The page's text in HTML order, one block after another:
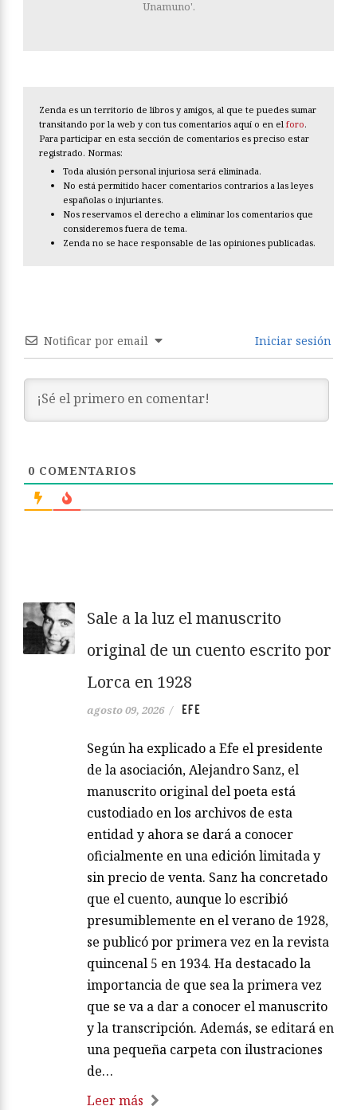
Unamuno'.
Zenda es un territorio de libros y amigos, al que te puedes sumar
transitando por la web y con tus comentarios aquí o en el foro.
Para participar en esta sección de comentarios es preciso estar
registrado. Normas:
Toda alusión personal injuriosa será eliminada.
No está permitido hacer comentarios contrarios a las leyes
españolas o injuriantes.
Nos reservamos el derecho a eliminar los comentarios que
consideremos fuera de tema.
Zenda no se hace responsable de las opiniones publicadas.
Notificar por email Iniciar sesión
0 COMENTARIOS
Sale a la luz el manuscrito
original de un cuento escrito por
Lorca en 1928
agosto 09, 2026 / EFE
Según ha explicado a Efe el presidente
de la asociación, Alejandro Sanz, el
manuscrito original del poeta está
custodiado en los archivos de esta
entidad y ahora se dará a conocer
oficialmente en una edición limitada y
sin precio de venta. Sanz ha concretado
que el cuento, aunque lo escribió
presumiblemente en el verano de 1928,
se publicó por primera vez en la revista
quincenal 5 en 1934. Ha destacado la
importancia de que sea la primera vez
que se va a dar a conocer el manuscrito
y la transcripción. Además, se editará en
una pequeña carpeta con ilustraciones
de…
Leer más